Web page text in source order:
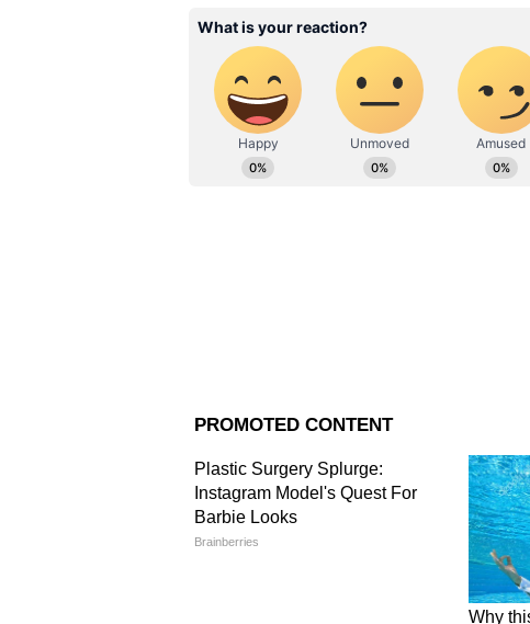
কিন্তু এরপরও সীমান্তবর্তী এলাকায়
Petrol diesel price today:
হরমুজ প্রণালী খুলতেই
স্বস্তি! তবে দেশে পেট্রোল
দাম কি কমলো?
আলোচনা চলছে
এদিকে, সুইৎজ়ারল্যান্ডে মার্কিন ও
খবরও সামনে এসেছে। ফলে একদিকে